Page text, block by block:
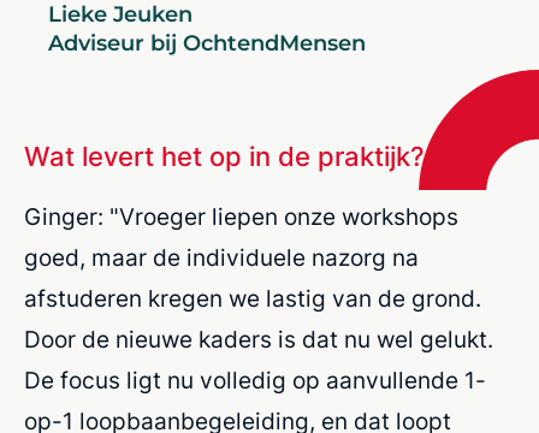
Lieke Jeuken
Adviseur bij OchtendMensen
Wat levert het op in de praktijk?
Ginger: "Vroeger liepen onze workshops
goed, maar de individuele nazorg na
afstuderen kregen we lastig van de grond.
Door de nieuwe kaders is dat nu wel gelukt.
De focus ligt nu volledig op aanvullende 1-
op-1 loopbaanbegeleiding, en dat loopt